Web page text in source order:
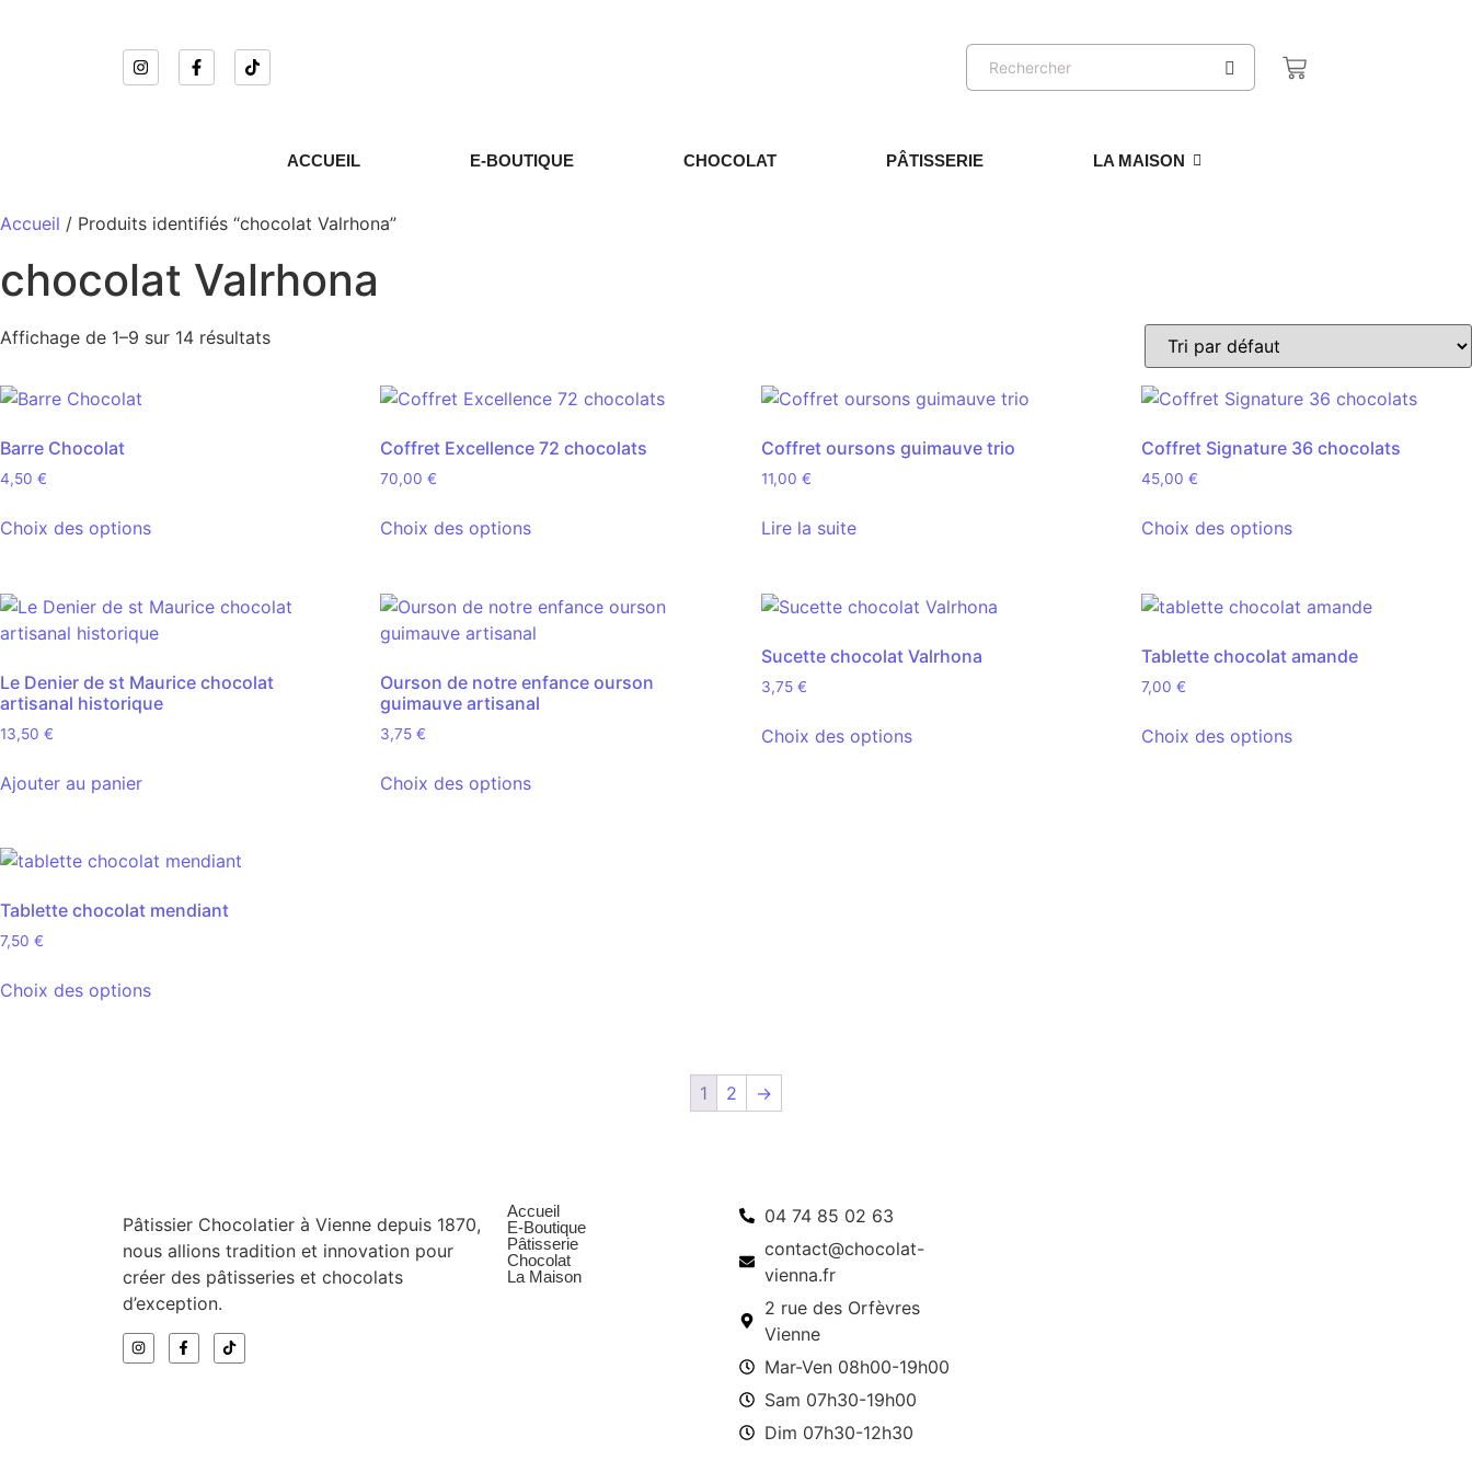
ACCUEIL E-BOUTIQUE CHOCOLAT PÂTISSERIE LA MAISON
Accueil / Produits identifiés “chocolat Valrhona”
chocolat Valrhona
Affichage de 1–9 sur 14 résultats
Barre Chocolat
4,50 €
Choix des options
Coffret Excellence 72 chocolats
70,00€
Choix des options
Coffret oursons guimauve trio
11,00 €
Lire la suite
Coffret Signature 36 chocolats
45,00€
Choix des options
Le Denier de st Maurice chocolat
artisanal historique
13,50 €
Ajouter au panier
Ourson de notre enfance ourson
guimauve artisanal
3,75€
Choix des options
Sucette chocolat Valrhona
3,75 €
Choix des options
Tablette chocolat amande
7,00€
Choix des options
Tablette chocolat mendiant
7,50 €
Choix des options
1 2 →
Pâtissier Chocolatier à Vienne depuis 1870,
nous allions tradition et innovation pour
créer des pâtisseries et chocolats
d’exception.
Accueil
E-Boutique
Pâtisserie
Chocolat
La Maison
04 74 85 02 63
contact@chocolat-
vienna.fr
2 rue des Orfèvres
Vienne
Mar-Ven 08h00-19h00
Sam 07h30-19h00
Dim 07h30-12h30